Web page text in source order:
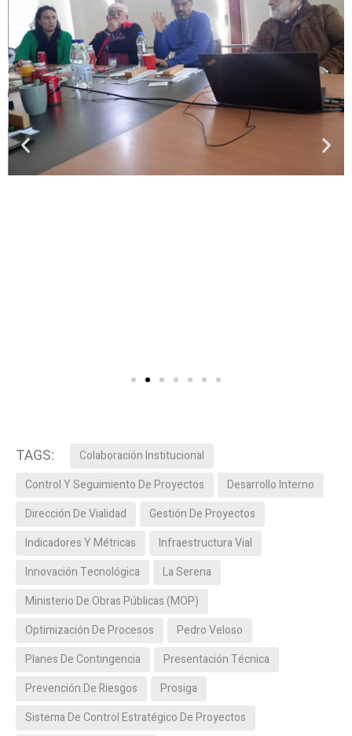
TAGS:
Colaboración Institucional
Control Y Seguimiento De Proyectos
Desarrollo Interno
Dirección De Vialidad
Gestión De Proyectos
Indicadores Y Métricas
Infraestructura Vial
Innovación Tecnológica
La Serena
Ministerio De Obras Públicas (MOP)
Optimización De Procesos
Pedro Veloso
Planes De Contingencia
Presentación Técnica
Prevención De Riesgos
Prosiga
Sistema De Control Estratégico De Proyectos